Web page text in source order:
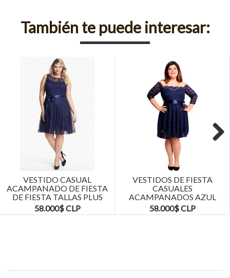
También te puede interesar:
VESTIDO CASUAL
ACAMPANADO DE FIESTA
DE FIESTA TALLAS PLUS
KADRIHEL
58.000$ CLP
VESTIDOS DE FIESTA
CASUALES
ACAMPANADOS AZUL
MARINO TALLAS PLUS
KADRIHEL
58.000$ CLP